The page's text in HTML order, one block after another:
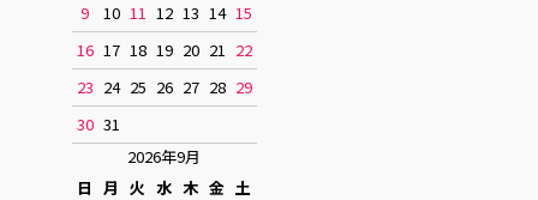
9
10 11 12 13 14 15
16 17 18 19 20 21 22
23 24 25 26 27 28 29
30 31
2026年9月
日 月 火 水 木 金 土